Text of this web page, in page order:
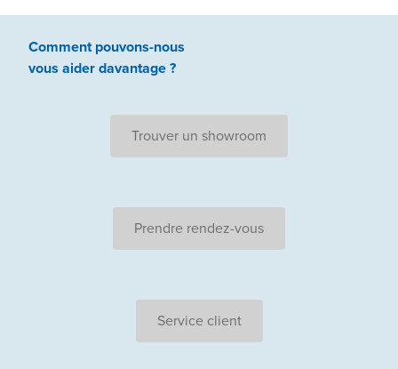
Comment pouvons-nous
vous aiderdavantage ?
Trouver un showroom
Prendre rendez-vous
Service client